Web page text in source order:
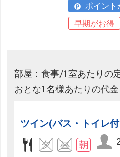
ポイント
早期がお得
部屋：食事/1室あたりの
おとな1名様あたりの代金
ツイン(バス・トイレ